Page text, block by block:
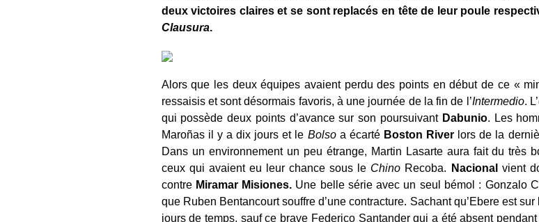
deux victoires claires et se sont replacés en tête de leur poule
Clausura.
Alors que les deux équipes avaient perdu des points en début de ce «
ressaisis et sont désormais favoris, à une journée de la fin de l’Intermedio.
qui possède deux points d’avance sur son poursuivant Dabunio. Les
Maroñas il y a dix jours et le Bolsoa écarté Boston River lors de la
Dans un environnement un peu étrange, Martin Lasarte aura fait du très
ceux qui avaient eu leur chance sous le Chino Recoba. Nacional vient
contre Miramar Misiones. Une belle série avec un seul bémol : Gonzalo
que Ruben Bentancourt souffre d’une contracture. Sachant qu’Ebere est
jours de temps, sauf ce brave Federico Santander qui a été absent